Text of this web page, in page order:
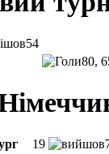
54
80,
19